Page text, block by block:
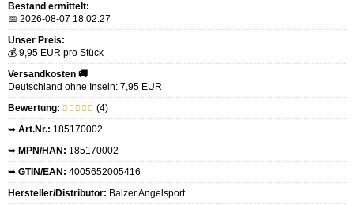
Bestand ermittelt:
📅 2026-08-07 18:02:27
Unser Preis:
💰 9,95 EUR pro Stück
Versandkosten 🚚
Deutschland ohne Inseln: 7,95 EUR
Bewertung:
(4)
➥ Art.Nr.: 185170002
➥ MPN/HAN: 185170002
➥ GTIN/EAN: 4005652005416
Hersteller/Distributor: Balzer Angelsport